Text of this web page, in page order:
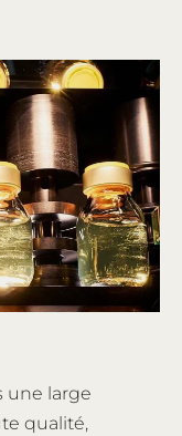
une large
qualité,